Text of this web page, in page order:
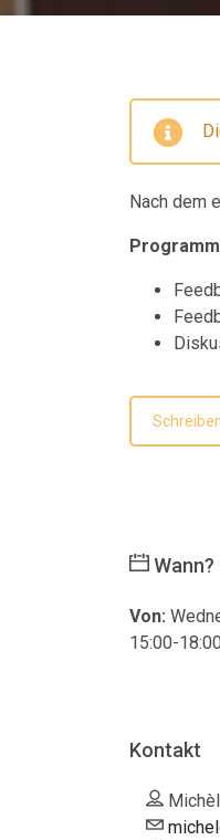
Nach dem
Programm
Wann?
Von:
15:00-18:00
Kontakt